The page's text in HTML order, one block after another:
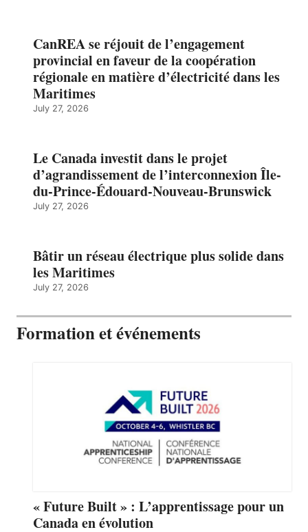
CanREA se réjouit de l’engagement
provincial en faveur de la coopération
régionale en matière d’électricité dans les
Maritimes
July 27, 2026
Le Canada investit dans le projet
d’agrandissement de l’interconnexion Île-
du-Prince-Édouard-Nouveau-Brunswick
July 27, 2026
Bâtir un réseau électrique plus solide dans
les Maritimes
July 27, 2026
Formation et événements
« Future Built » : L’apprentissage pour un
Canada en évolution